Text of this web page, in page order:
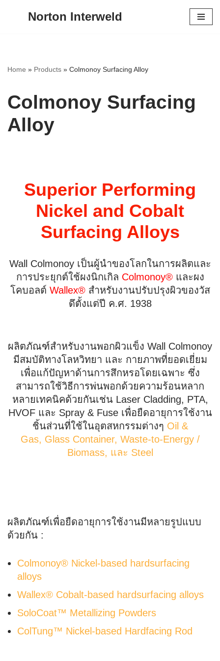
Norton Interweld
Home » Products » Colmonoy Surfacing Alloy
Colmonoy Surfacing
Alloy
Superior Performing
Nickel and Cobalt
Surfacing Alloys
Wall Colmonoy เป็นผู้นำของโลกในการผลิตและ
การประยุกต์ใช้ผงนิกเกิล Colmonoy®และผง
โคบอลต์ Wallex® สำหรับงานปรับปรุงผิวของวัส
ดึตั้งแต่ปี ค.ศ. 1938
ผลิตภัณฑ์สำหรับงานพอกผิวแข็ง Wall Colmonoy
มีสมบัติทางโลหวิทยา และ กายภาพที่ยอดเยี่ยม
เพื่อแก้ปัญหาด้านการสึกหรอโดยเฉพาะ ซึ่ง
สามารถใช้วิธีการพ่นพอกด้วยความร้อนหลาก
หลายเทคนิคด้วยกันเช่น Laser Cladding, PTA,
HVOF และ Spray & Fuse เพื่อยืดอายุการใช้งาน
ชิ้นส่วนที่ใช้ในอุตสหกรรมต่างๆ Oil &
Gas, Glass Container, Waste-to-Energy /
Biomass, และ Steel
ผลิตภัณฑ์เพื่อยืดอายุการใช้งานมีหลายรูปแบบ
ด้วยกัน :
Colmonoy® Nickel-based hardsurfacing
alloys
Wallex® Cobalt-based hardsurfacing alloys
SoloCoat™ Metallizing Powders
ColTung™ Nickel-based Hardfacing Rod